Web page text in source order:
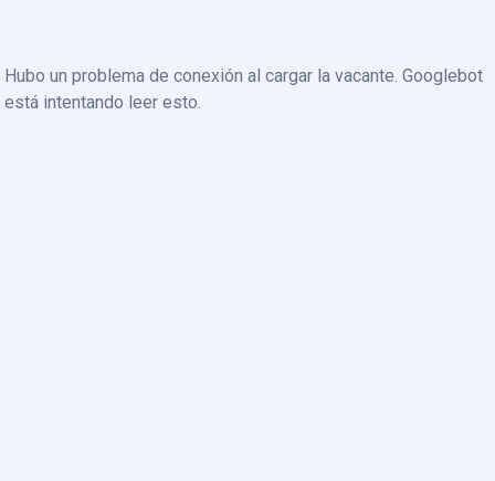
Hubo un problema de conexión al cargar la vacante. Googlebot
está intentando leer esto.